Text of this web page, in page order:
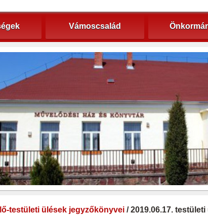
Vámoscsalád
testületi ülések jegyzőkönyvei / 2019.06.17.